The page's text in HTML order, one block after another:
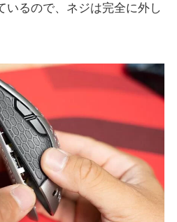
いるので、ネジは完全に外し